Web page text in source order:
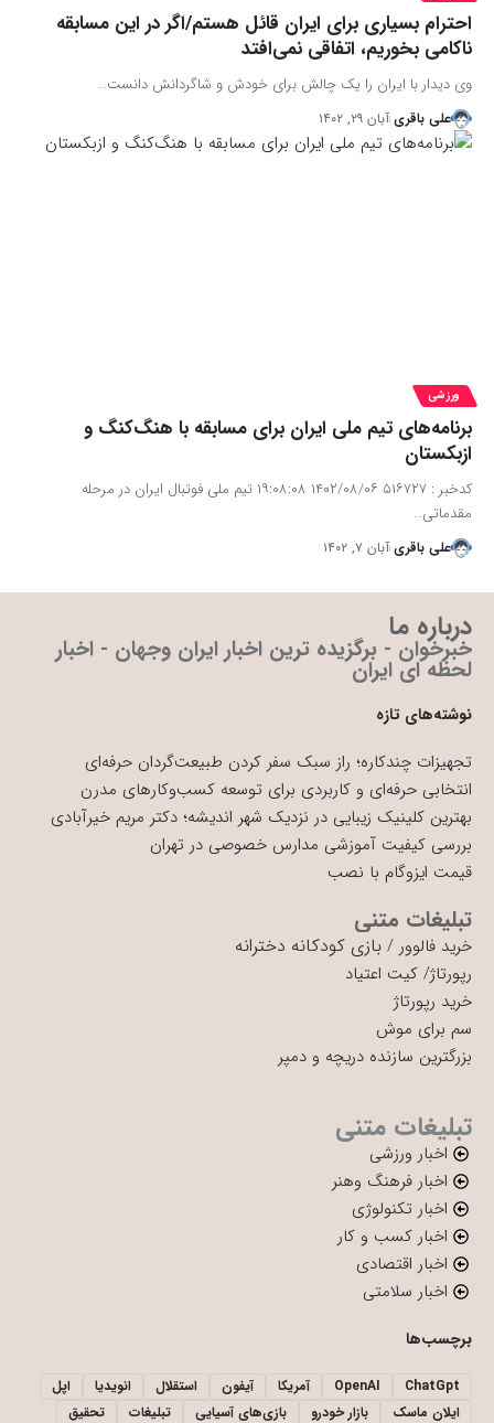
احترام بسیاری برای ایران قائل هستم/اگر در این مسابقه
ناکامی بخوریم، اتفاقی نمی‌افتد
وی دیدار با ایران را یک چالش برای خودش و شاگردانش دانست…
علی باقری آبان ۲۹, ۱۴۰۲
ورزشی
برنامه‌های تیم ملی ایران برای مسابقه با هنگ‌کنگ و
ازبکستان
کدخبر : ۵۱۶۷۲۷ ۱۴۰۲/۰۸/۰۶ ۱۹:۰۸:۰۸ تیم ملی فوتبال ایران در مرحله
مقدماتی…
علی باقری آبان ۷, ۱۴۰۲
درباره ما
خبرخوان - برگزیده ترین اخبار ایران وجهان - اخبار
لحظه ای ایران
نوشته‌های تازه
تجهیزات چندکاره؛ راز سبک سفر کردن طبیعت‌گردان حرفه‌ای
انتخابی حرفه‌ای و کاربردی برای توسعه کسب‌وکارهای مدرن
بهترین کلینیک زیبایی در نزدیک شهر اندیشه؛ دکتر مریم خیرآبادی
بررسی کیفیت آموزشی مدارس خصوصی در تهران
قیمت ایزوگام با نصب
تبلیغات متنی
خرید فالوور / بازی کودکانه دخترانه
رپورتاژ/ کیت اعتیاد
خرید رپورتاژ
سم برای موش
بزرگترین سازنده دریچه و دمپر
تبلیغات متنی
اخبار ورزشی
اخبار فرهنگ وهنر
اخبار تکنولوژی
اخبار کسب و کار
اخبار اقتصادی
اخبار سلامتی
برچسب‌ها
ChatGpt
OpenAI آمریکا آیفون استقلال انویدیا
اپل
ایلان ماسک
بازار خودرو بازی‌های آسیایی تبلیغات تحقیق